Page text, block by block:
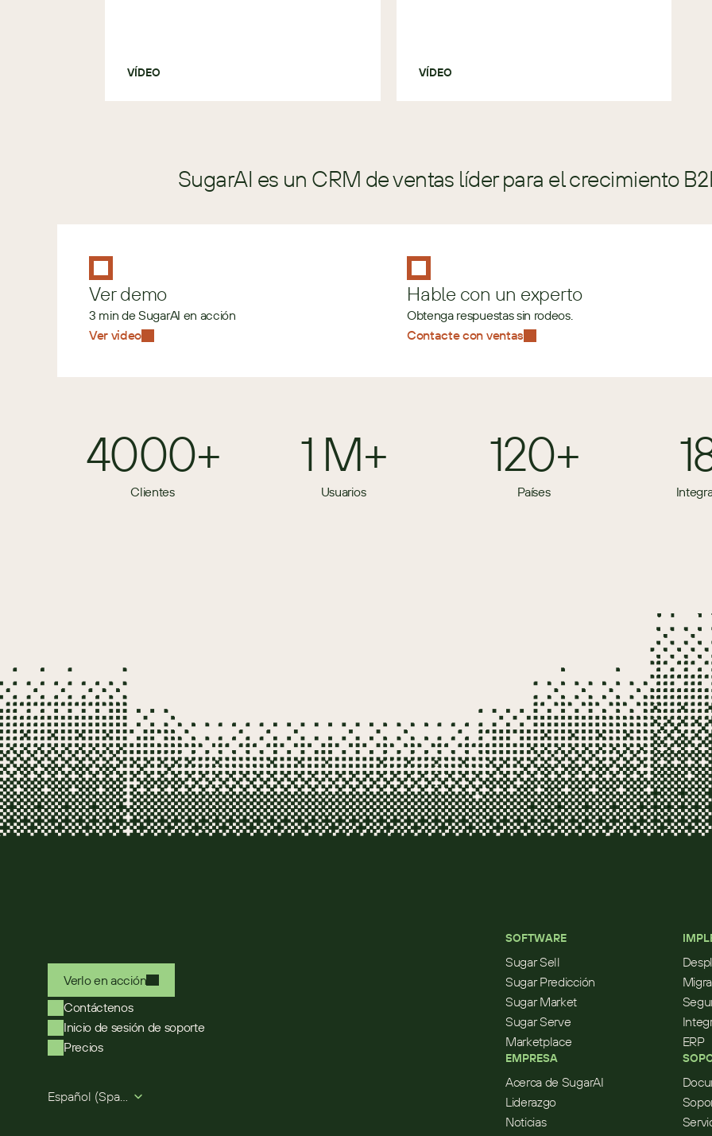
VÍDEO VÍDEO
SugarAI es un CRM de ventas líder para el crecimiento
Ver demo
3 min de SugarAI en acción
Ver video
Hable con un experto
Obtenga respuestas sin rodeos.
Contacte con ventas
4000+
Clientes
1 M+
Usuarios
120+
Países
Verlo en acción
Contáctenos
Inicio de sesión de soporte
Precios
Español (Spanish)
SOFTWARE
Sugar Sell
Sugar Predicción
Sugar Market
Sugar Serve
Marketplace
EMPRESA
Acerca de SugarAI
Liderazgo
Noticias
ERP